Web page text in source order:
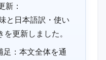
：
と日本語訳・使い
更新しました。
：本文全体を通